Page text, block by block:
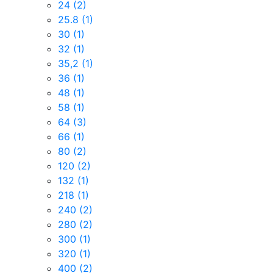
24 (2)
25.8 (1)
30 (1)
32 (1)
35,2 (1)
36 (1)
48 (1)
58 (1)
64 (3)
66 (1)
80 (2)
120 (2)
132 (1)
218 (1)
240 (2)
280 (2)
300 (1)
320 (1)
400 (2)